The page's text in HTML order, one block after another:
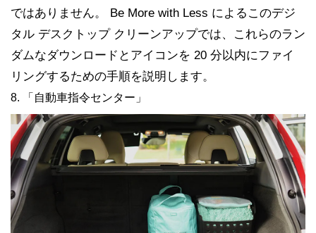
ではありません。 Be More with Less によるこのデジ
タル デスクトップ クリーンアップでは、これらのラン
ダムなダウンロードとアイコンを 20 分以内にファイ
リングするための手順を説明します。
8. 「自動車指令センター」